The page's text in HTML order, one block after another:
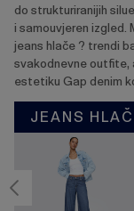
do strukturiranijih
i samouvjeren izgled.
jeans hlače ? trendi
svakodnevne outfite,
estetiku Gap denim
JEANS